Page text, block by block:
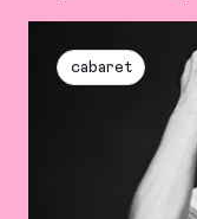
cabaret